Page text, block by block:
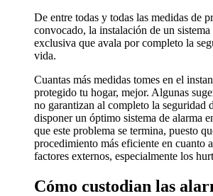
De entre todas y todas las medidas de
convocado, la instalación de un sistema
exclusiva que avala por completo la
vida.
Cuantas más medidas tomes en el
protegido tu hogar, mejor. Algunas
no garantizan al completo la seguridad
disponer un óptimo sistema de alarma
que este problema se termina, puesto
procedimiento más eficiente en cuanto
factores externos, especialmente los
Cómo custodian las